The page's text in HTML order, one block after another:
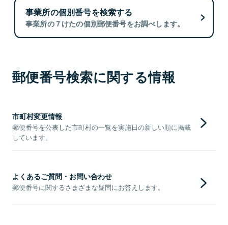
事業所の個別番号を検索する
事業所の７けたの個別郵便番号をお調べします。
郵便番号検索に関する情報
市町村変更情報
郵便番号を公表した市町村の一覧を実施日の新しい順に掲載
しています。
よくあるご質問・お問い合わせ
郵便番号に関するさまざまな疑問にお答えします。